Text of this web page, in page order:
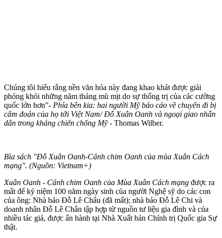
Chúng tôi hiểu rằng nền văn hóa này đang khao khát được giải
phóng khỏi những năm tháng mù mịt do sự thống trị của các cường
quốc lớn hơn”- Phía bên kia: hai người Mỹ báo cáo về chuyến đi bị
cấm đoán của họ tới Việt Nam/ Đỗ Xuân Oanh và ngoại giao nhân
dân trong kháng chiến chống Mỹ - Thomas Wilber.
Bìa sách "Đỗ Xuân Oanh-Cánh chim Oanh của mùa Xuân Cách
mạng". (Nguồn: Vietnam+)
Xuân Oanh - Cánh chim Oanh của Mùa Xuân Cách mạng được ra
mắt để kỷ niệm 100 năm ngày sinh của người Nghệ sỹ do các con
của ông: Nhà báo Đỗ Lê Châu (đã mất); nhà báo Đỗ Lê Chi và
doanh nhân Đỗ Lê Chân tập hợp từ nguồn tư liệu gia đình và của
nhiều tác giả, được ấn hành tại Nhà Xuất bản Chính trị Quốc gia Sự
thật.